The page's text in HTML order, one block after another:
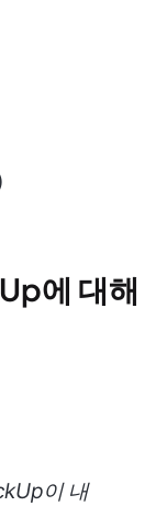
에 대해
이 내